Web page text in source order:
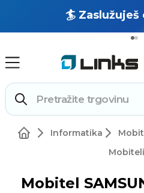
🏄
🔥 OUTLET:
Informatika
Mobiteli
Mobitel